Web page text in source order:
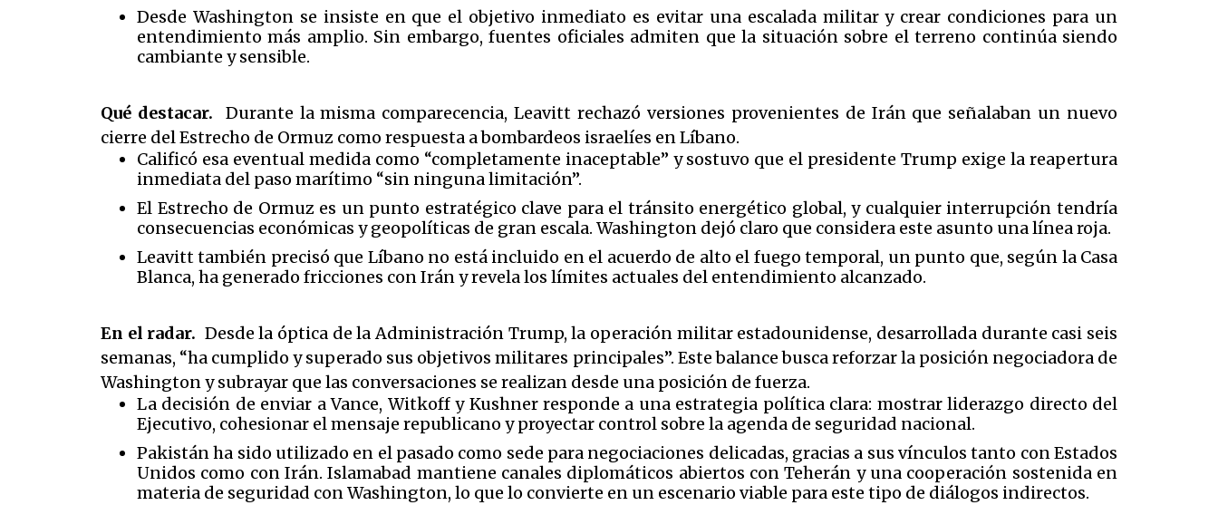
Desde Washington se insiste en que el objetivo inmediato es evitar una escalada militar y crear condiciones para un
entendimiento más amplio. Sin embargo, fuentes oficiales admiten que la situación sobre el terreno continúa siendo
cambiante y sensible.
Qué destacar.
Durante la misma comparecencia, Leavitt rechazó versiones provenientes de Irán que señalaban un nuevo
cierre del Estrecho de Ormuz como respuesta a bombardeos israelíes en Líbano.
Calificó esa eventual medida como “completamente inaceptable” y sostuvo que el presidente Trump exige la reapertura
inmediata del paso marítimo “sin ninguna limitación”.
El Estrecho de Ormuz es un punto estratégico clave para el tránsito energético global, y cualquier interrupción tendría
consecuencias económicas y geopolíticas de gran escala. Washington dejó claro que considera este asunto una línea roja.
Leavitt también precisó que Líbano no está incluido en el acuerdo de alto el fuego temporal, un punto que, según la Casa
Blanca, ha generado fricciones con Irán y revela los límites actuales del entendimiento alcanzado.
En el radar. Desde la óptica de la Administración Trump, la operación militar estadounidense, desarrollada durante casi seis
semanas, “ha cumplido y superado sus objetivos militares principales”. Este balance busca reforzar la posición negociadora de
Washington y subrayar que las conversaciones se realizan desde una posición de fuerza.
La decisión de enviar a Vance, Witkoff y Kushner responde a una estrategia política clara: mostrar liderazgo directo del
Ejecutivo, cohesionar el mensaje republicano y proyectar control sobre la agenda de seguridad nacional.
Pakistán ha sido utilizado en el pasado como sede para negociaciones delicadas, gracias a sus vínculos tanto con Estados
Unidos como con Irán. Islamabad mantiene canales diplomáticos abiertos con Teherán y una cooperación sostenida en
materia de seguridad con Washington, lo que lo convierte en un escenario viable para este tipo de diálogos indirectos.